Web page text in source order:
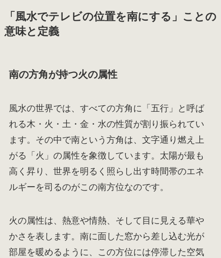
「風水でテレビの位置を南にする」ことの
意味と定義
南の方角が持つ火の属性
風水の世界では、すべての方角に「五行」と呼ば
れる木・火・土・金・水の性質が割り振られてい
ます。その中で南という方角は、文字通り燃え上
がる「火」の属性を象徴しています。太陽が最も
高く昇り、世界を明るく照らし出す時間帯のエネ
ルギーを司るのがこの南方位なのです。
火の属性は、熱意や情熱、そして目に見える華や
かさを表します。南に面した窓から差し込む光が
部屋を暖めるように、この方位には停滞した空気